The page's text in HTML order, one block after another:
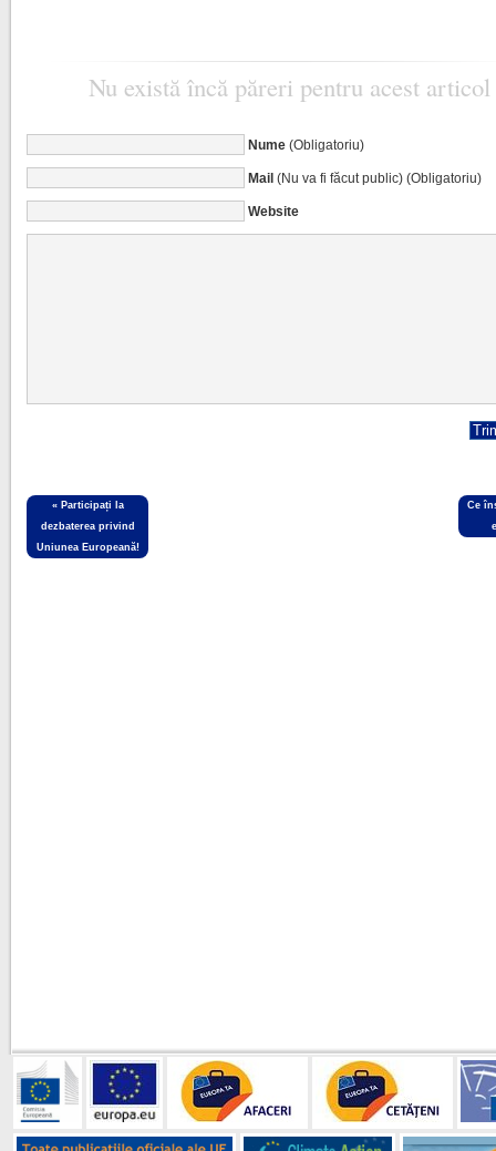
Nu există încă păreri pentru acest articol
Nume(Obligatoriu)
Mail(Nu va fi făcut public) (Obligatoriu)
Website
« Participați la
dezbaterea privind
Uniunea Europeană!
Ce